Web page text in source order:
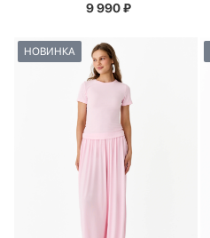
9 990₽
НОВИНКА